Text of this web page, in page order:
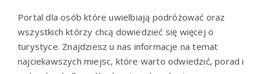
Portal dla osób które uwielbiają podróżować oraz
wszystkich którzy chcą dowiedzieć się więcej o
turystyce. Znajdziesz u nas informacje na temat
najciekawszych miejsc, które warto odwiedzić, porad i